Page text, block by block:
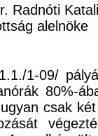
Radnóti
alelnöke
1-09/
80%-
csak